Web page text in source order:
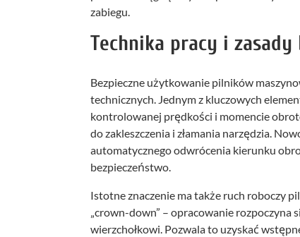
zabiegu.
Technika pracy i
Bezpieczne użytkowanie pilników
technicznych. Jednym z kluczowych
kontrolowanej prędkości i momencie
do zakleszczenia i złamania narzędzia.
automatycznego odwrócenia kierunku
bezpieczeństwo.
Istotne znaczenie ma także ruch roboczy
„crown-down” – opracowanie rozpoczyna
wierzchołkowi. Pozwala to uzyskać